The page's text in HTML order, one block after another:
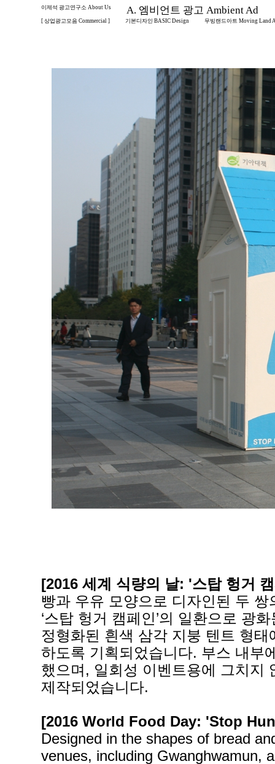
이제석 광고연구소 About Us A. 엠비언트 광고 Ambient Ad
[ 상업광고모음 Commercial ] 기본디자인 BASIC Design 무빙랜드아트 Moving Land
[2016 세계 식량의 날: '스탑 헝거
빵과 우유 모양으로 디자인된 두
‘스탑 헝거 캠페인’의 일환으로 광
정형화된 흰색 삼각 지붕 텐트 형
하도록 기획되었습니다. 부스 내부
했으며, 일회성 이벤트용에 그치지
제작되었습니다.
[2016 World Food Day: 'Stop
Designed in the shapes of bread
venues, including Gwanghwamun,